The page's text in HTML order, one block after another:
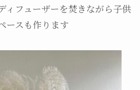
ィフューザーを焚きながら子供
ースも作ります